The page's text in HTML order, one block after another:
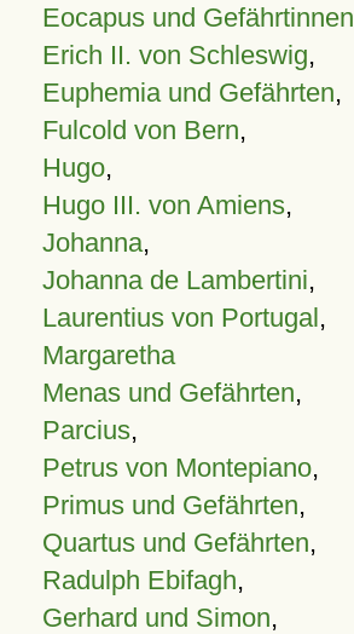
Eocapus und Gefährtinnen
Erich II. von Schleswig,
Euphemia und Gefährten,
Fulcold von Bern,
Hugo,
Hugo III. von Amiens,
Johanna,
Johanna de Lambertini,
Laurentius von Portugal,
Margaretha
Menas und Gefährten,
Parcius,
Petrus von Montepiano,
Primus und Gefährten,
Quartus und Gefährten,
Radulph Ebifagh,
Gerhard und Simon,